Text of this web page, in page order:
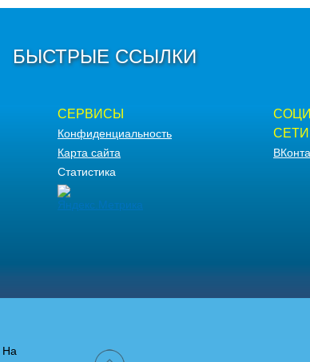
БЫСТРЫЕ ССЫЛКИ
СЕРВИСЫ
Конфиденциальность
Карта сайта
Статистика
СЕТИ
На